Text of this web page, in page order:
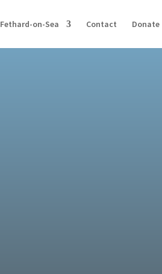
Fethard-on-Sea Contact Donate